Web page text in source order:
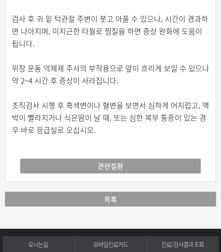
검사 후 귀 밑 턱관절 주변이 붓고 아플 수 있으나, 시간이 경과하
면 나아지며, 미지근한 타월로 찜질을 하면 증상 완화에 도움이
됩니다.
위장 운동 억제제 주사의 부작용으로 앞이 흐리게 보일 수 있으나
약 2~4 시간 후 증상이 사라집니다.
조직검사 시행 후 흑색변이나 혈변을 보면서 심하게 어지럽고, 맥
박이 빨라지거나 식은땀이 날 때, 또는 심한 복부 통증이 있는 경
우 바로 응급실로 오십시오.
관련질환
목록
오시는길 모바일진료카드 진료/검사결과 조회